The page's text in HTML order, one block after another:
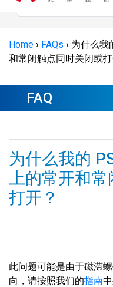
Home › FAQs › 为什么我
和常闭触点同时关闭或打
FAQ
为什么我的
上的常开和
打开？
此问题可能是由于磁滞
向，请按照我们的指南